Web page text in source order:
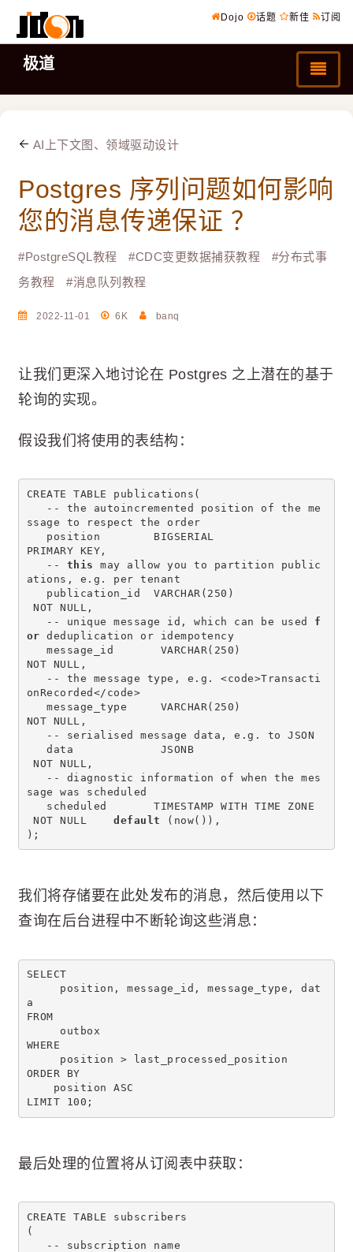
Dojo 话题 新佳 订阅
极道
AI上下文图、领域驱动设计
Postgres 序列问题如何影响
您的消息传递保证 ？
#PostgreSQL教程 #CDC变更数据捕获教程 #分布式事
务教程
#消息队列教程
2022-11-01 6K banq
让我们更深入地讨论在 Postgres 之上潜在的基于
轮询的实现。
假设我们将使用的表结构：
CREATE TABLE publications(
-- the autoincremented position of the me
ssage to respect the order
position        BIGSERIAL
PRIMARY KEY,
-- this may allow you to partition public
ations, e.g. per tenant
publication_id  VARCHAR(250)
NOT NULL,
-- unique message id, which can be used f
or deduplication or idempotency
message_id       VARCHAR(250)
NOT NULL,
-- the message type, e.g. <code>Transacti
onRecorded</code>
message_type     VARCHAR(250)
NOT NULL,
-- serialised message data, e.g. to JSON
data             JSONB
NOT NULL,
-- diagnostic information of when the mes
sage was scheduled
scheduled       TIMESTAMP WITH TIME ZONE
NOT NULL default (now()),
);
我们将存储要在此处发布的消息，然后使用以下
查询在后台进程中不断轮询这些消息：
SELECT
position, message_id, message_type, dat
a
FROM
outbox
WHERE
position > last_processed_position
ORDER BY
position ASC
LIMIT 100;
最后处理的位置将从订阅表中获取：
CREATE TABLE subscribers
(
-- subscription name